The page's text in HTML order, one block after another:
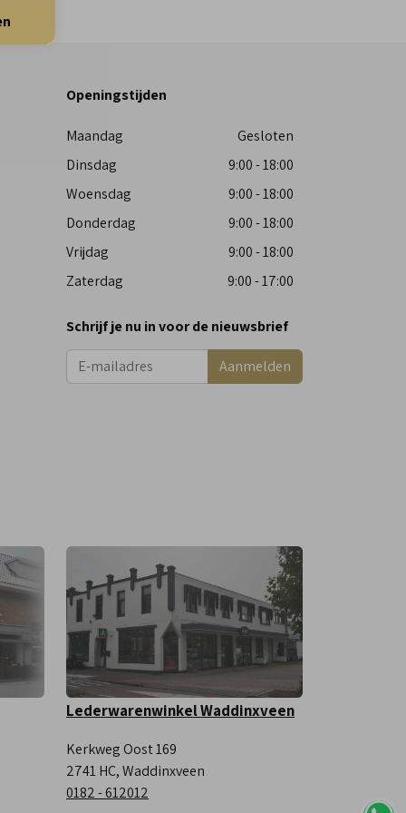
Openingstijden
Maandag
Gesloten
Dinsdag
9:00 - 18:00
Woensdag
9:00 - 18:00
Donderdag
9:00 - 18:00
Vrijdag
9:00 - 18:00
Zaterdag
9:00 - 17:00
Schrijf je nu in voor de nieuwsbrief
Aanmelden
Lederwarenwinkel Waddinxveen
Kerkweg Oost 169
2741 HC, Waddinxveen
0182 - 612012